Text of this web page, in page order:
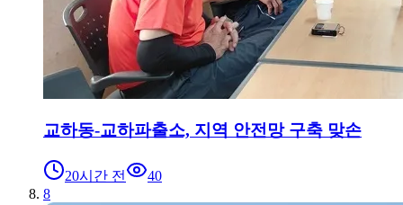
교하동-교하파출소, 지역 안전망 구축 맞손
20시간 전
40
8